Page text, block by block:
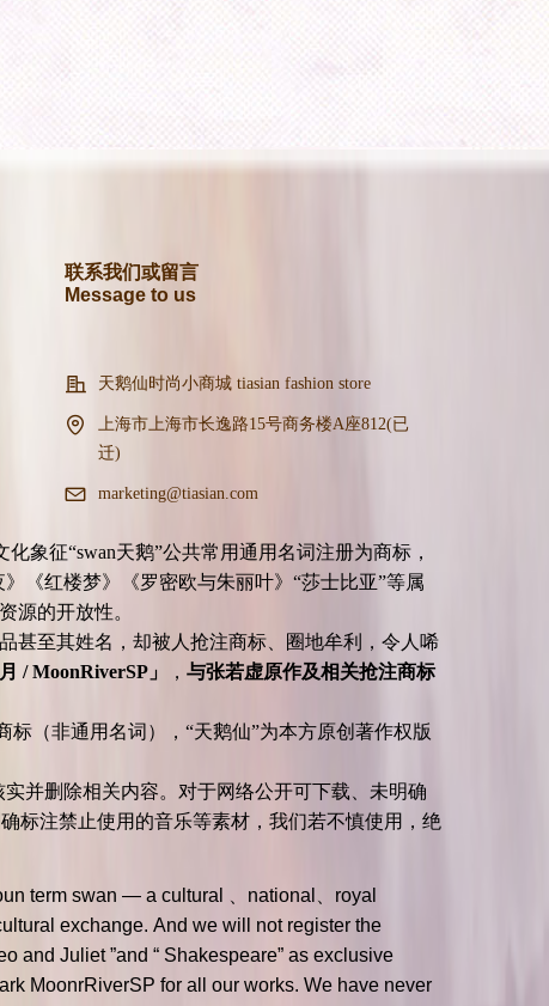
联系我们或留言
Message to us
天鹅仙时尚小商城 tiasian fashion store
上海市上海市长逸路15号商务楼A座812(已
迁)
marketing@tiasian.com
征“swan天鹅”公共常用通用名词注册为商标，
《红楼梦》《罗密欧与朱丽叶》“莎士比亚”等属
文化资源的开放性。
甚至其姓名，却被人抢注商标、圈地牟利，令人唏
/ MoonRiverSP」 ， 与张若虚原作及相关抢注商标
（非通用名词），“天鹅仙”为本方原创著作权版
并删除相关内容。对于网络公开可下载、未明确
标注禁止使用的音乐等素材，我们若不慎使用，绝
term swan — a cultural 、national、royal
exchange. And we will not register the
and Juliet ”and “ Shakespeare” as exclusive
MoonrRiverSP for all our works. We have never